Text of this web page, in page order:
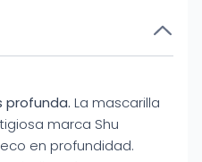
profunda. La mascarilla
marca Shu
en profundidad.